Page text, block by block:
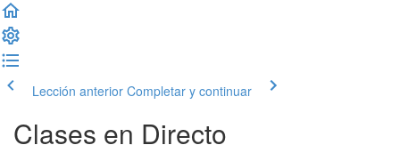
Lección anterior Completar y continuar
Clases en Directo